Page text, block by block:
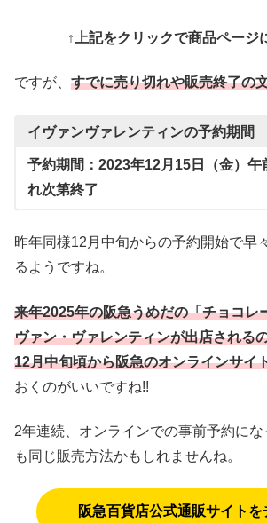
↑上記をクリックで商品ページ
ですが、 すでに売り切れや販売終了の
イヴァンヴァレンティンの予約期間
予約期間：2023年12月15日（金）午
れ次第終了
昨年同様12月中旬からの予約開始で早
るようですね。
来年2025年の阪急うめだの「チョコレ
ヴァン・ヴァレンティンが出店される
12月中旬頃から阪急のオンラインサイ
おくのがいいですね!!
2年連続、オンラインでの事前予約に
も同じ販売方法かもしれませんね。
阪急百貨店公式通販サイトを